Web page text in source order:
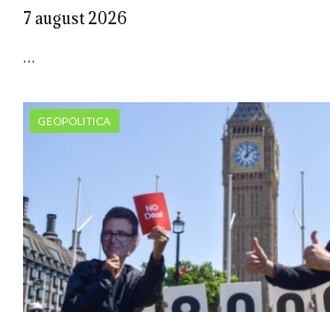
7 august 2026
…
GEOPOLITICA